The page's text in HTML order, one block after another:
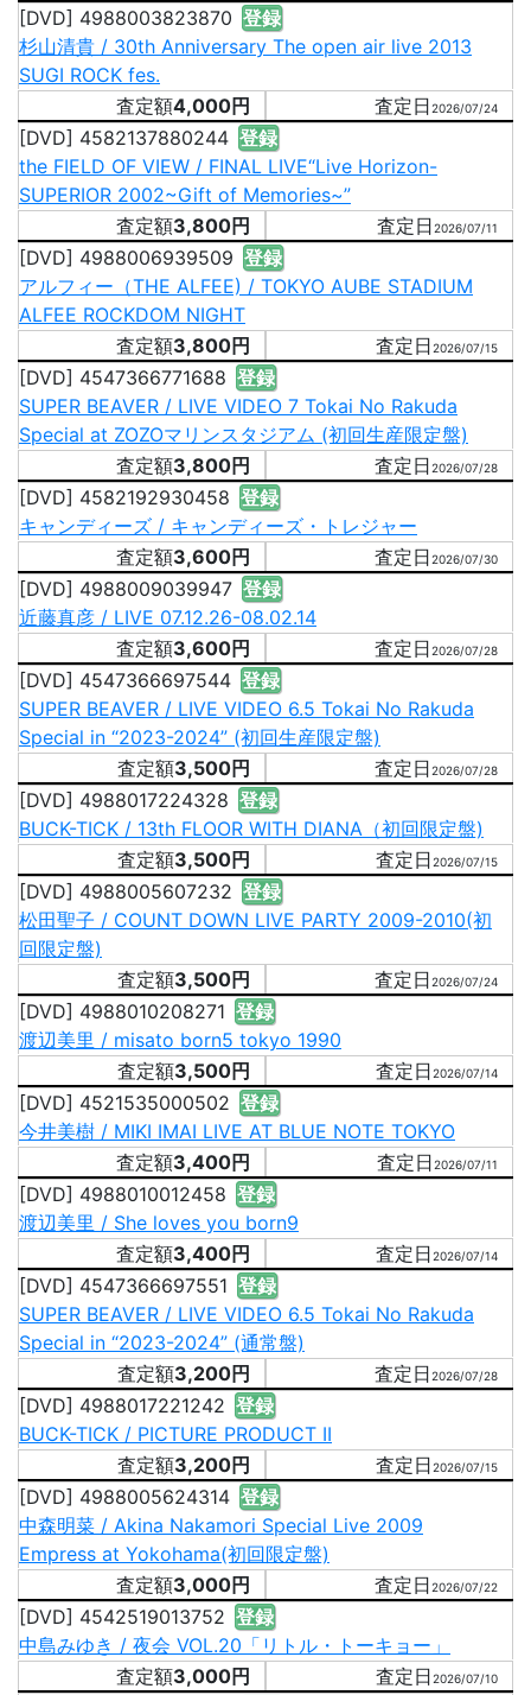
[DVD] 4988003823870 登録
杉山清貴 / 30th Anniversary The open air live 2013
SUGI ROCK fes.
4,000円
2026/07/24
[DVD] 4582137880244 登録
the FIELD OF VIEW / FINAL LIVE“Live Horizon-
SUPERIOR 2002~Gift of Memories~”
3,800円
2026/07/11
[DVD] 4988006939509 登録
アルフィー（THE ALFEE) / TOKYO AUBE STADIUM
ALFEE ROCKDOM NIGHT
3,800円
2026/07/15
[DVD] 4547366771688 登録
SUPER BEAVER / LIVE VIDEO 7 Tokai No Rakuda
Special at ZOZOマリンスタジアム (初回生産限定盤)
3,800円
2026/07/28
[DVD] 4582192930458 登録
キャンディーズ / キャンディーズ・トレジャー
3,600円
2026/07/30
[DVD] 4988009039947 登録
近藤真彦 / LIVE 07.12.26-08.02.14
3,600円
2026/07/28
[DVD] 4547366697544 登録
SUPER BEAVER / LIVE VIDEO 6.5 Tokai No Rakuda
Special in “2023-2024” (初回生産限定盤)
3,500円
2026/07/28
[DVD] 4988017224328 登録
BUCK-TICK / 13th FLOOR WITH DIANA（初回限定盤)
3,500円
2026/07/15
[DVD] 4988005607232 登録
松田聖子 / COUNT DOWN LIVE PARTY 2009-2010(初
回限定盤)
3,500円
2026/07/24
[DVD] 4988010208271 登録
渡辺美里 / misato born5 tokyo 1990
3,500円
2026/07/14
[DVD] 4521535000502 登録
今井美樹 / MIKI IMAI LIVE AT BLUE NOTE TOKYO
3,400円
2026/07/11
[DVD] 4988010012458 登録
渡辺美里 / She loves you born9
3,400円
2026/07/14
[DVD] 4547366697551 登録
SUPER BEAVER / LIVE VIDEO 6.5 Tokai No Rakuda
Special in “2023-2024” (通常盤)
3,200円
2026/07/28
[DVD] 4988017221242 登録
BUCK-TICK / PICTURE PRODUCT II
3,200円
2026/07/15
[DVD] 4988005624314 登録
中森明菜 / Akina Nakamori Special Live 2009
Empress at Yokohama(初回限定盤)
3,000円
2026/07/22
[DVD] 4542519013752 登録
中島みゆき / 夜会 VOL.20「リトル・トーキョー」
3,000円
2026/07/10